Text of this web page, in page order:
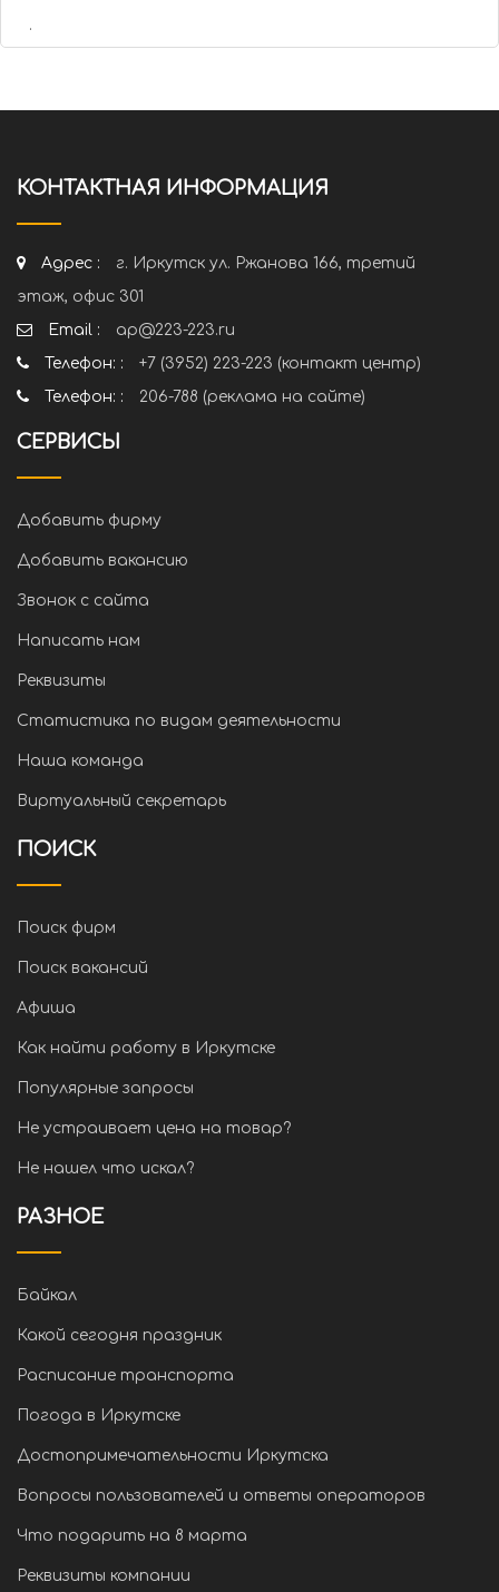
.
КОНТАКТНАЯ ИНФОРМАЦИЯ
Адрес :
г. Иркутск ул. Ржанова 166, третий
этаж, офис 301
Email :
ap@223-223.ru
Телефон: :
+7 (3952) 223-223 (контакт центр)
Телефон: :
206-788 (реклама на сайте)
СЕРВИСЫ
Добавить фирму
Добавить вакансию
Звонок с сайта
Написать нам
Реквизиты
Статистика по видам деятельности
Наша команда
Виртуальный секретарь
ПОИСК
Поиск фирм
Поиск вакансий
Афиша
Как найти работу в Иркутске
Популярные запросы
Не устраивает цена на товар?
Не нашел что искал?
РАЗНОЕ
Байкал
Какой сегодня праздник
Расписание транспорта
Погода в Иркутске
Достопримечательности Иркутска
Вопросы пользователей и ответы операторов
Что подарить на 8 марта
Реквизиты компании